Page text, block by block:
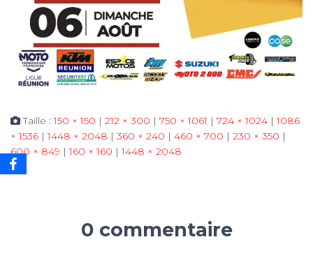
Taille :150 × 150 | 212 × 300 | 750 × 1061 | 724 × 1024 | 1086
× 1536 | 1448 × 2048 | 360 × 240 | 460 × 700 | 230 × 350 |
600 × 849 | 160 × 160 | 1448 × 2048
0 commentaire